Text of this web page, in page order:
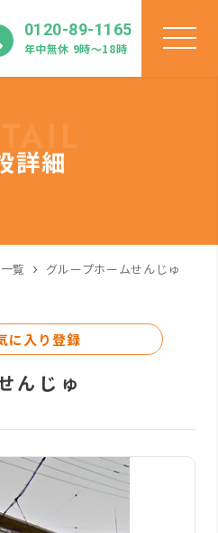
0120-89-1165
年中無休 9時〜18時
詳細
覧 グループホームせんじゅ
に入り登録
んじゅ